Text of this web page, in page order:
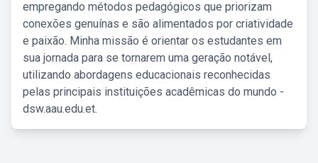
empregando métodos pedagógicos que priorizam
conexões genuínas e são alimentados por criatividade
e paixão. Minha missão é orientar os estudantes em
sua jornada para se tornarem uma geração notável,
utilizando abordagens educacionais reconhecidas
pelas principais instituições acadêmicas do mundo -
dsw.aau.edu.et.